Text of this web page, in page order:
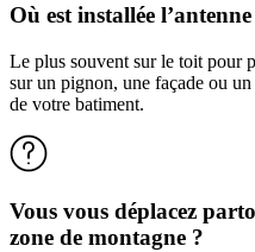
Où est installée
Le plus souvent sur le toit pour
sur un pignon, une façade ou
de votre batiment.
Vous vous déplacez
zone de montagne ?